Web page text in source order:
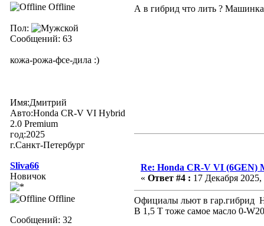
Offline
Пол:
Сообщений: 63
кожа-рожа-фсе-дила :)
Имя:Дмитрий
Авто:Honda CR-V VI Hybrid
2.0 Premium
год:2025
г.Санкт-Петербург
А в гибрид что лить ?
Sliva66
Новичок
Offline
Сообщений: 32
Re: Honda CR-V VI (6GEN)
« Ответ #4 : 17 Декабря 2025,
Официалы льют в гар.гибрид
В 1,5 Т тоже самое масло 0-